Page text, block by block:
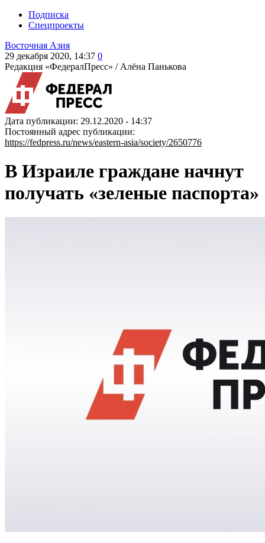
Подписка
Спецпроекты
Восточная Азия
29 декабря 2020, 14:37 0
Редакция «ФедералПресс» / Алёна Панькова
Дата публикации: 29.12.2020 - 14:37
Постоянный адрес публикации:
https://fedpress.ru/news/eastern-asia/society/2650776
В Израиле граждане начнут
получать «зеленые паспорта»